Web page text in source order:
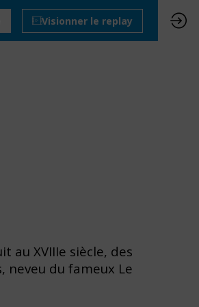
Visionner le replay
au XVIIIe siècle, des
neveu du fameux Le